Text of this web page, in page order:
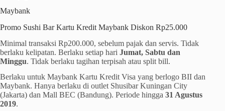
Maybank
Promo Sushi Bar Kartu Kredit Maybank Diskon Rp25.000
Minimal transaksi Rp200.000, sebelum pajak dan servis. Tidak
berlaku kelipatan. Berlaku setiap hari Jumat, Sabtu dan
Minggu. Tidak berlaku tagihan terpisah atau split bill.
Berlaku untuk Maybank Kartu Kredit Visa yang berlogo BII dan
Maybank. Hanya berlaku di outlet Shusibar Kuningan City
(Jakarta) dan Mall BEC (Bandung). Periode hingga 31 Agustus
2019.